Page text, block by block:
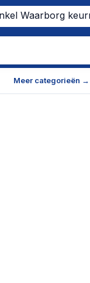
Meer categorieën →